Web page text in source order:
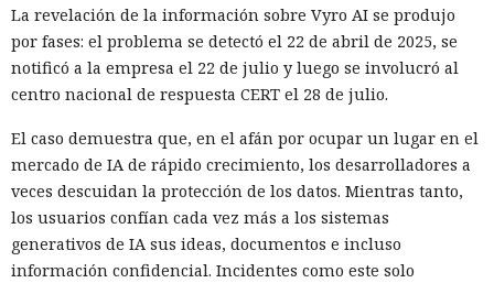
La revelación de la información sobre Vyro AI se produjo
por fases: el problema se detectó el 22 de abril de 2025, se
notificó a la empresa el 22 de julio y luego se involucró al
centro nacional de respuesta CERT el 28 de julio.
El caso demuestra que, en el afán por ocupar un lugar en el
mercado de IA de rápido crecimiento, los desarrolladores a
veces descuidan la protección de los datos. Mientras tanto,
los usuarios confían cada vez más a los sistemas
generativos de IA sus ideas, documentos e incluso
información confidencial. Incidentes como este solo